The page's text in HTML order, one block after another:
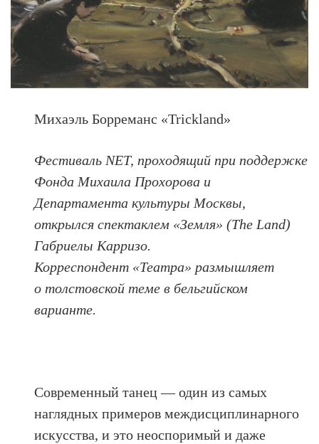
Михаэль Борреманс «Trickland»
Фестиваль NET, проходящий при поддержке
Фонда Михаила Прохорова и
Департамента культуры Москвы,
открылся спектаклем «Земля» (The Land)
Габриелы Карризо.
Корреспондент «Театра» размышляет
о толстовской теме в бельгийском
варианте.
Современный танец — один из самых
наглядных примеров междисциплинарного
искусства, и это неоспоримый и даже